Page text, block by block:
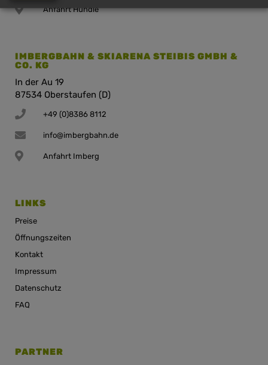
Anfahrt Hündle
IMBERGBAHN & SKIARENA STEIBIS GMBH &
CO. KG
In der Au 19
87534 Oberstaufen (D)
+49 (0)8386 8112
info@imbergbahn.de
Anfahrt Imberg
LINKS
Preise
Öffnungszeiten
Kontakt
Impressum
Datenschutz
FAQ
PARTNER